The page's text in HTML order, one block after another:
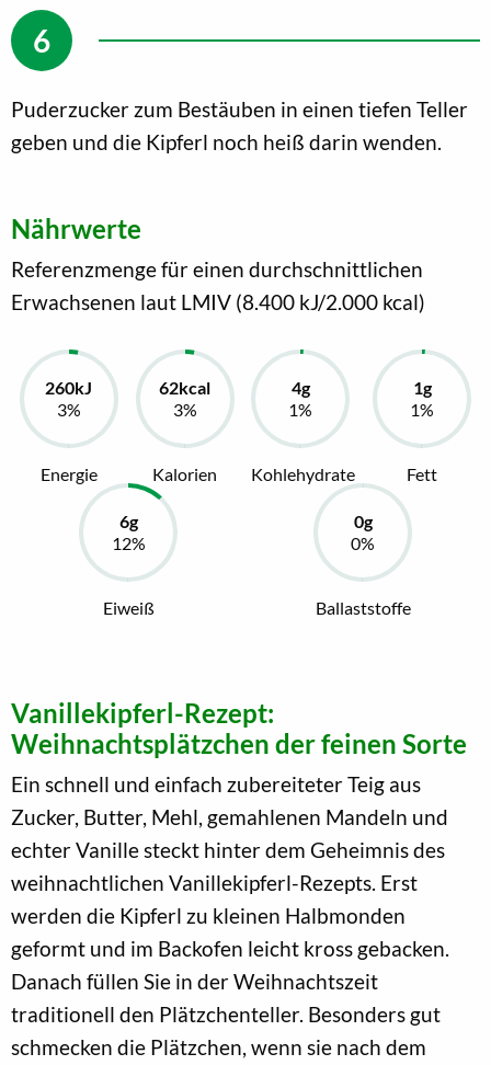
Puderzucker zum Bestäuben in einen tiefen Teller
geben und die Kipferl noch heiß darin wenden.
Nährwerte
Referenzmenge für einen durchschnittlichen
Erwachsenen laut LMIV (8.400 kJ/2.000 kcal)
Energie Kalorien Kohlehydrate Fett
Eiweiß Ballaststoffe
Vanillekipferl-Rezept:
Weihnachtsplätzchen der feinen Sorte
Ein schnell und einfach zubereiteter Teig aus
Zucker, Butter, Mehl, gemahlenen Mandeln und
echter Vanille steckt hinter dem Geheimnis des
weihnachtlichen Vanillekipferl-Rezepts. Erst
werden die Kipferl zu kleinen Halbmonden
geformt und im Backofen leicht kross gebacken.
Danach füllen Sie in der Weihnachtszeit
traditionell den Plätzchenteller. Besonders gut
schmecken die Plätzchen, wenn sie nach dem